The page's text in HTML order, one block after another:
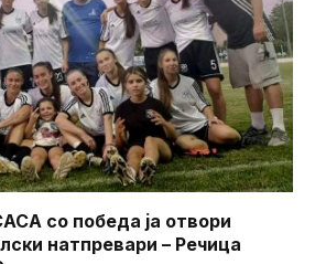
со победа ја отвори
натпревари – Речица